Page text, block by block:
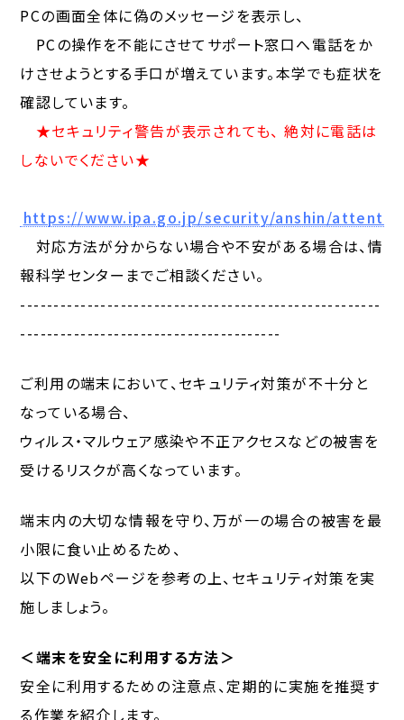
PCの画面全体に偽のメッセージを表示し、
PCの操作を不能にさせてサポート窓口へ電話をか
けさせようとする手口が増えています。本学でも症状を
確認しています。
★セキュリティ警告が表示されても、 絶対に電話は
しないでください★
https://www.ipa.go.jp/security/anshin/
対応方法が分からない場合や不安がある場合は、情
報科学センターまでご相談ください。
------------------------------------------------------
---------------------------------------
ご利用の端末において、セキュリティ対策が不十分と
なっている場合、
ウィルス・マルウェア感染や不正アクセスなどの被害を
受けるリスクが高くなっています。
端末内の大切な情報を守り、万が一の場合の被害を最
小限に食い止めるため、
以下のWebページを参考の上、セキュリティ対策を実
施しましょう。
＜端末を安全に利用する方法＞
安全に利用するための注意点、定期的に実施を推奨す
る作業を紹介します。